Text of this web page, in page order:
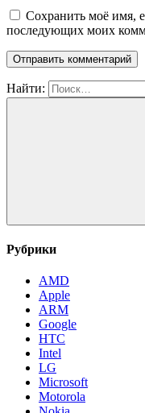
Сохранить моё имя,
последующих моих
Найти:
Рубрики
AMD
Apple
ARM
Google
HTC
Intel
LG
Microsoft
Motorola